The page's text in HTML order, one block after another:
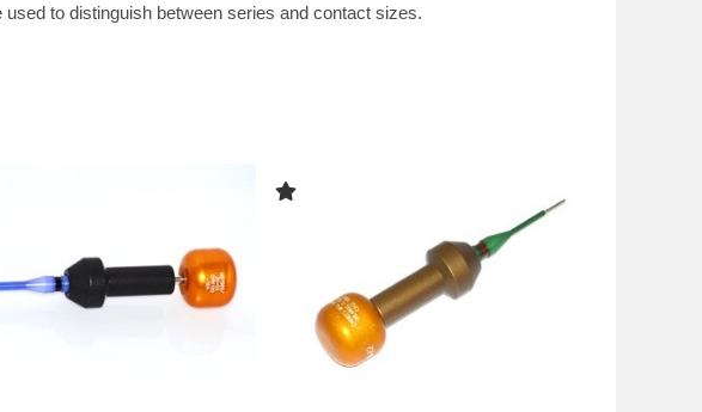
to distinguish between series and contact sizes.